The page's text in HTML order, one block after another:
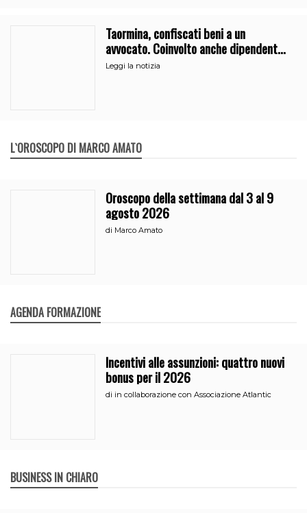
Taormina, confiscati beni a un
avvocato. Coinvolto anche dipendente
del Comune
Leggi la notizia
L`OROSCOPO DI MARCO AMATO
Oroscopo della settimana dal 3 al 9
agosto 2026
di Marco Amato
AGENDA FORMAZIONE
Incentivi alle assunzioni: quattro nuovi
bonus per il 2026
di in collaborazione con Associazione Atlantic
BUSINESS IN CHIARO